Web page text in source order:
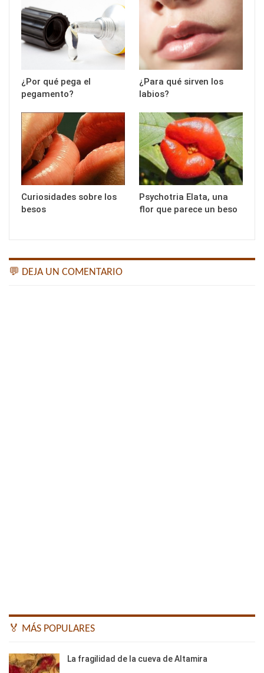
¿Por qué pega el
pegamento?
¿Para qué sirven los
labios?
Curiosidades sobre los
besos
Psychotria Elata, una
flor que parece un beso
💬 DEJA UN COMENTARIO
🏅 MÁS POPULARES
La fragilidad de la cueva de Altamira